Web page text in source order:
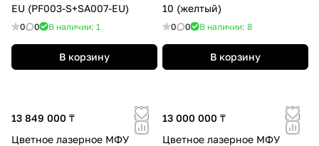
EU (PF003-S+SA007-EU)
0 0 В наличии: 1
В корзину
10 (желтый)
0 0 В наличии: 8
В корзину
13 849 000 ₸
Цветное лазерное МФУ
13 000 000 ₸
Цветное лазерное МФУ